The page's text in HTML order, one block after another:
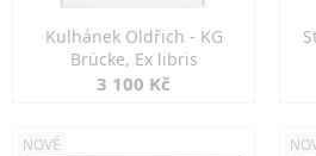
Kulhánek Oldřich - KG
Brücke, Ex libris
3 100 Kč
NOVÉ